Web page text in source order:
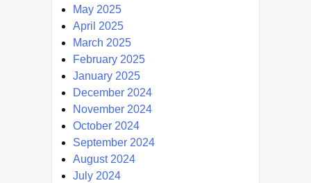
May 2025
April 2025
March 2025
February 2025
January 2025
December 2024
November 2024
October 2024
September 2024
August 2024
July 2024